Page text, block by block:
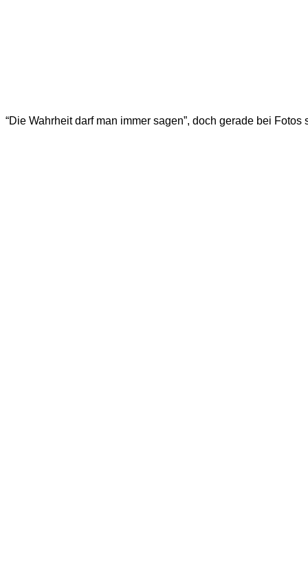
“Die Wahrheit darf man immer sagen”, doch gerade bei